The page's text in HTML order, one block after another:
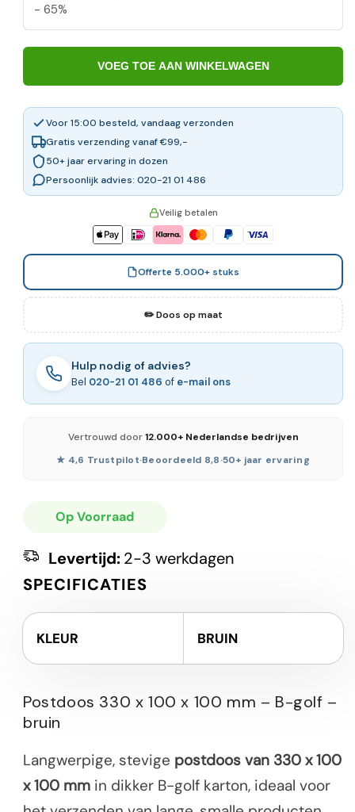
- 65%
VOEG TOE AAN WINKELWAGEN
Voor 15:00 besteld, vandaag verzonden
Gratis verzending vanaf €99,-
50+ jaar ervaring in dozen
Persoonlijk advies: 020-21 01 486
Veilig betalen
Offerte 5.000+ stuks
✏️ Doos op maat
Hulp nodig of advies?
Bel 020-21 01 486 of e-mail ons
Vertrouwd door12.000+ Nederlandse bedrijven
★ 4,6 Trustpilot·Beoordeeld 8,8·50+ jaar ervaring
Op Voorraad
Levertijd:2-3 werkdagen
SPECIFICATIES
KLEUR BRUIN
Postdoos 330 x 100 x 100 mm – B-golf –
bruin
Langwerpige, stevige postdoos van 330 x 100
x 100 mm in dikker B-golf karton, ideaal voor